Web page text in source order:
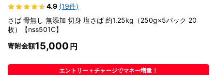
4.9 (19件)
さば 骨無し 無添加 切身 塩さば 約1.25kg（250g×5パック 20
枚）【nss501C】
寄附金額15,000
エントリー＋チャージでマネー増量！